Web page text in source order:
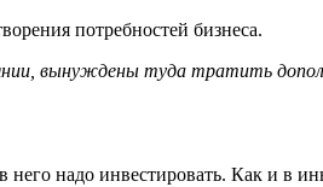
потребностей бизнеса.
вынуждены туда тратить
надо инвестировать. Как и в